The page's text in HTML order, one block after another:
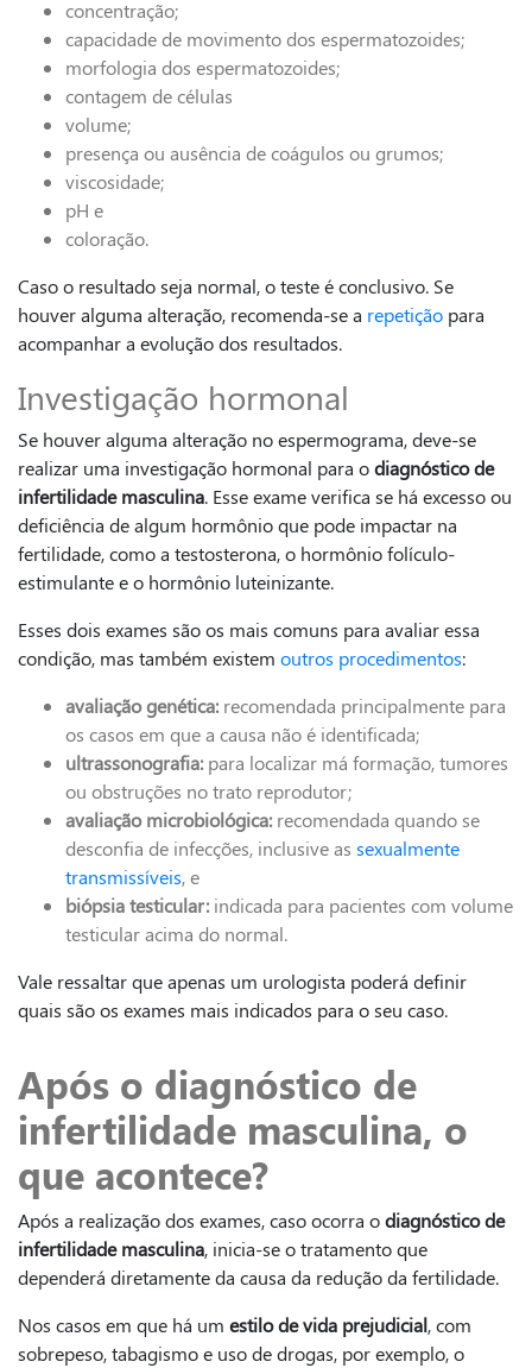
concentração;
capacidade de movimento dos espermatozoides;
morfologia dos espermatozoides;
contagem de células
volume;
presença ou ausência de coágulos ou grumos;
viscosidade;
pH e
coloração.
Caso o resultado seja normal, o teste é conclusivo. Se
houver alguma alteração, recomenda-se a repetição para
acompanhar a evolução dos resultados.
Investigação hormonal
Se houver alguma alteração no espermograma, deve-se
realizar uma investigação hormonal para odiagnóstico de
infertilidade masculina. Esse exame verifica se há excesso ou
deficiência de algum hormônio que pode impactar na
fertilidade, como a testosterona, o hormônio folículo-
estimulante e o hormônio luteinizante.
Esses dois exames são os mais comuns para avaliar essa
condição, mas também existem outros procedimentos:
avaliação genética:recomendada principalmente para
os casos em que a causa não é identificada;
ultrassonografia:para localizar má formação, tumores
ou obstruções no trato reprodutor;
avaliação microbiológica:recomendada quando se
desconfia de infecções, inclusive as sexualmente
transmissíveis, e
biópsia testicular:indicada para pacientes com volume
testicular acima do normal.
Vale ressaltar que apenas um urologista poderá definir
quais são os exames mais indicados para o seu caso.
Após o diagnóstico de
infertilidade masculina, o
que acontece?
Após a realização dos exames, caso ocorra odiagnóstico de
infertilidade masculina, inicia-se o tratamento que
dependerá diretamente da causa da redução da fertilidade.
Nos casos em que há um estilo de vida prejudicial, com
sobrepeso, tabagismo e uso de drogas, por exemplo, o